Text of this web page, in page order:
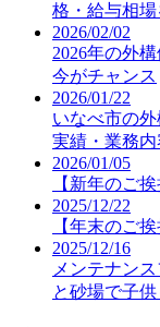
格・給与相場
2026/02/02
2026年の外
今がチャンス
2026/01/22
いなべ市の
実績・業務
2026/01/05
【新年のご挨
2025/12/22
【年末のご挨
2025/12/16
メンテナン
と砂場で子